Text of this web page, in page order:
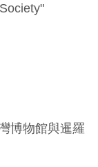
博物館與暹羅